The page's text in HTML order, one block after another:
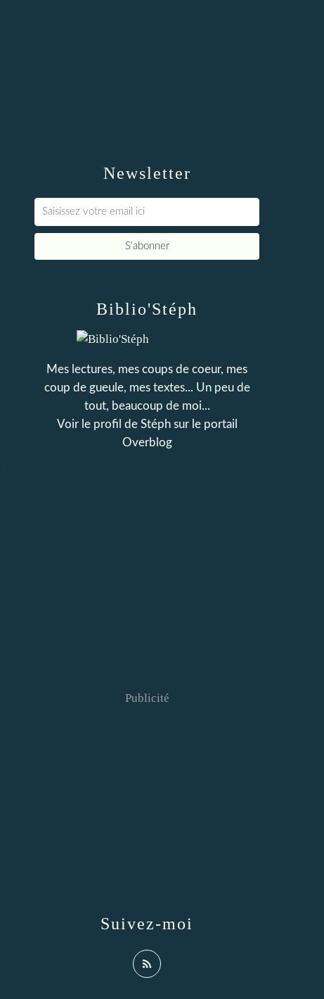
Newsletter
Biblio'Stéph
Mes lectures, mes coups de coeur, mes
coup de gueule, mes textes... Un peu de
tout, beaucoup de moi...
Voir le profil de Stéphsur le portail
Overblog
Suivez-moi
Publicité